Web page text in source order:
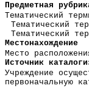
Предметная
Тематический
Тематический
Тематический
Местонахождение
Место
Источник
Учреждение
первоначальную